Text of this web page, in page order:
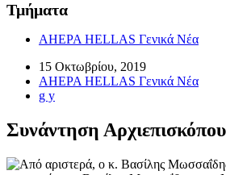
Τμήματα
AHEPA HELLAS Γενικά Νέα
15 Οκτωβρίου, 2019
AHEPA HELLAS Γενικά Νέα
g y
Συνάντηση